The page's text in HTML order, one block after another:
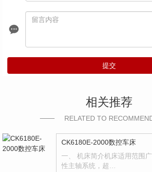
提交
相关推荐
RELATED TO
CK6180E-2000数控车床
一、 机床简介机床适用范围
性主轴系统，超…